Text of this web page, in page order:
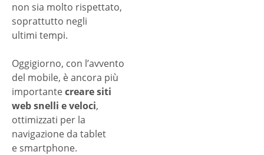
non sia molto rispettato,
soprattutto negli
ultimi tempi.
Oggigiorno, con l’avvento
del mobile, è ancora più
importantecreare siti
web snelli e veloci,
ottimizzati per la
navigazione da tablet
e smartphone.